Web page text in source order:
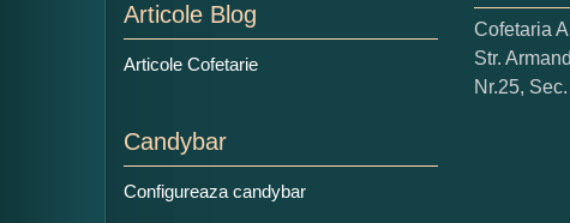
Ce
1
Nu
Articole Blog
Articole Cofetarie
Candybar
Configureaza candybar
Cofetaria
Str.
Nr.25,